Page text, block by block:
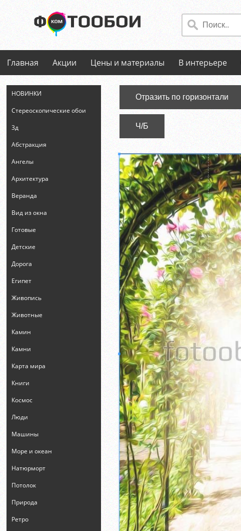
Главная Акции Цены и материалы В интерьере
НОВИНКИ
Стереоскопические обои
3д
Абстракция
Ангелы
Архитектура
Веранда
Вид из окна
Готовые
Детские
Дорога
Египет
Живопись
Животные
Камин
Камни
Карта мира
Книги
Космос
Люди
Машины
Море и океан
Натюрморт
Потолок
Природа
Ретро
Отразить по горизонтали
Ч/Б